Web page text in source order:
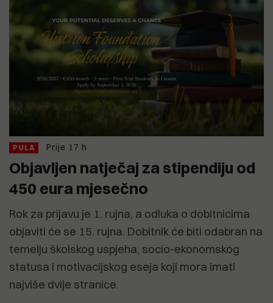
PULA Prije 17 h
Objavljen natječaj za stipendiju od
450 eura mjesečno
Rok za prijavu je 1. rujna, a odluka o dobitnicima
objaviti će se 15. rujna. Dobitnik će biti odabran na
temelju školskog uspjeha, socio-ekonomskog
statusa i motivacijskog eseja koji mora imati
najviše dvije stranice.